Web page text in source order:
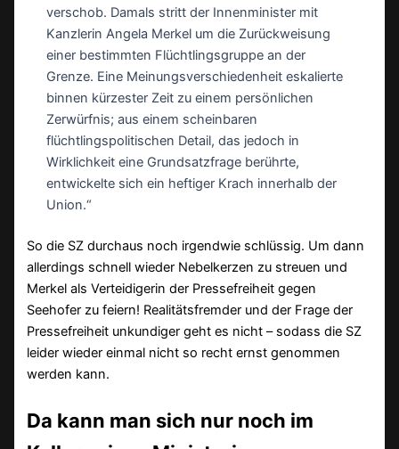
verschob. Damals stritt der Innenminister mit
Kanzlerin Angela Merkel um die Zurückweisung
einer bestimmten Flüchtlingsgruppe an der
Grenze. Eine Meinungsverschiedenheit eskalierte
binnen kürzester Zeit zu einem persönlichen
Zerwürfnis; aus einem scheinbaren
flüchtlingspolitischen Detail, das jedoch in
Wirklichkeit eine Grundsatzfrage berührte,
entwickelte sich ein heftiger Krach innerhalb der
Union.“
So die SZ durchaus noch irgendwie schlüssig. Um dann
allerdings schnell wieder Nebelkerzen zu streuen und
Merkel als Verteidigerin der Pressefreiheit gegen
Seehofer zu feiern! Realitätsfremder und der Frage der
Pressefreiheit unkundiger geht es nicht – sodass die SZ
leider wieder einmal nicht so recht ernst genommen
werden kann.
Da kann man sich nur noch im